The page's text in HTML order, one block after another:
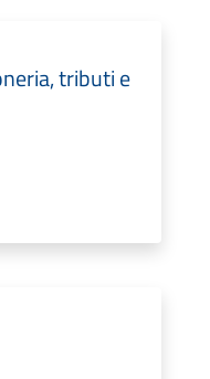
tributi e